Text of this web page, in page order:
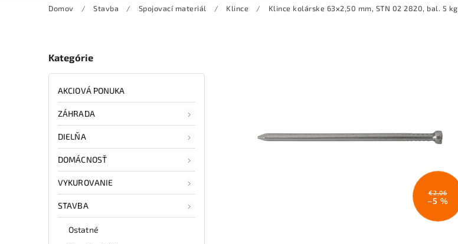
Domov / Stavba / Spojovací materiál / Klince / Klince kolárske 63x2,50 mm, STN 02 2820, bal. 5 kg
Kategórie
AKCIOVÁ PONUKA
ZÁHRADA
DIELŇA
DOMÁCNOSŤ
VYKUROVANIE
STAVBA
Ostatné
€2,06
–5 %